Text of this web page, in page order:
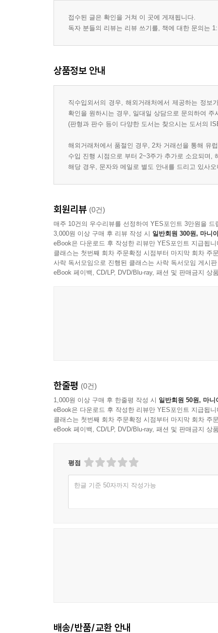
접수된 글은 확인을 거쳐 이 곳에 게재됩니다.
독자 분들의 리뷰는 리뷰 쓰기를, 책에 대한 문의는
상품정보 안내
직수입외서의 경우, 해외거래처에서 제공하는 정
확인을 원하시는 경우, 일대일 상담으로 문의하여 주
(판형과 판수 등이 다양한 도서는 찾으시는 도서의
해외거래처에서 품절인 경우, 2차 거래선을 통해 유
수입 진행 시점으로 부터 2~3주가 추가로 소요되며,
해당 경우, 문자와 메일로 별도 안내를 드리고 있사
회원리뷰 (0건)
매주 10건의 우수리뷰를 선정하여 YES포인트 3만원을 드
3,000원 이상 구매 후 리뷰 작성 시 일반회원 300원, 마니
eBook은 다운로드 후 작성한 리뷰만 YES포인트 지급됩니
클래스는 첫번째 회차 주문확정 시점부터 마지막 회차 주
사락 독서모임으로 진행된 클래스는 사락 독서모임 게시
eBook 페이백, CD/LP, DVD/Blu-ray, 패션 및 판매금지 상
한줄평 (0건)
1,000원 이상 구매 후 한줄평 작성 시 일반회원 50원, 마니
eBook은 다운로드 후 작성한 리뷰만 YES포인트 지급됩니
클래스는 첫번째 회차 주문확정 시점부터 마지막 회차 주
eBook 페이백, CD/LP, DVD/Blu-ray, 패션 및 판매금지 상
평점
한글 기준 50자까지 작성가능
배송/반품/교환 안내